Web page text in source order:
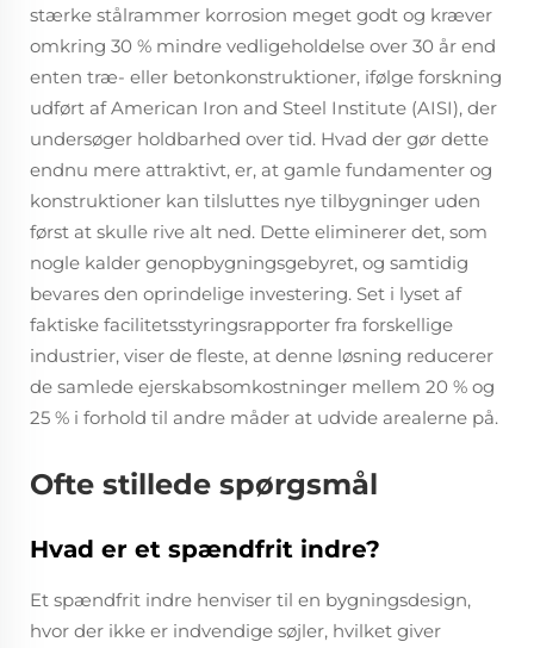
stærke stålrammer korrosion meget godt og kræver
omkring 30 % mindre vedligeholdelse over 30 år end
enten træ- eller betonkonstruktioner, ifølge forskning
udført af American Iron and Steel Institute (AISI), der
undersøger holdbarhed over tid. Hvad der gør dette
endnu mere attraktivt, er, at gamle fundamenter og
konstruktioner kan tilsluttes nye tilbygninger uden
først at skulle rive alt ned. Dette eliminerer det, som
nogle kalder genopbygningsgebyret, og samtidig
bevares den oprindelige investering. Set i lyset af
faktiske facilitetsstyringsrapporter fra forskellige
industrier, viser de fleste, at denne løsning reducerer
de samlede ejerskabsomkostninger mellem 20 % og
25 % i forhold til andre måder at udvide arealerne på.
Ofte stillede spørgsmål
Hvad er et spændfrit indre?
Et spændfrit indre henviser til en bygningsdesign,
hvor der ikke er indvendige søjler, hvilket giver